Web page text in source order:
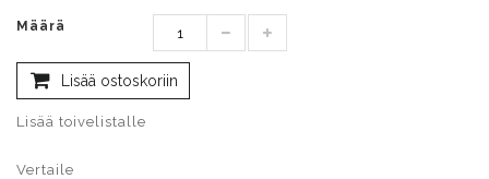
Määrä
Lisää ostoskoriin
Lisää toivelistalle
Vertaile